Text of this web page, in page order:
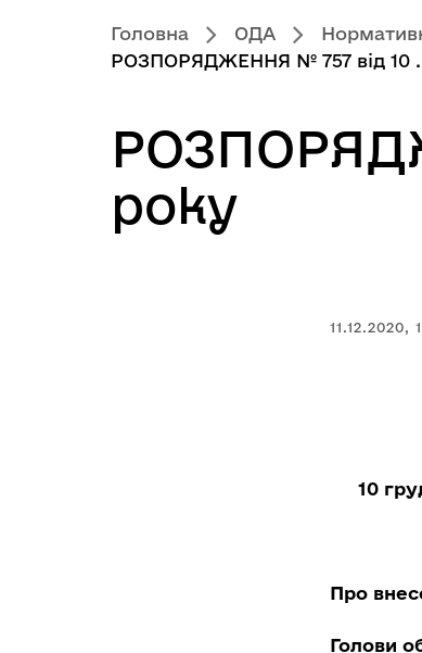
Головна ОДА
РОЗПОРЯДЖЕННЯ № 757 від 10
року
11.12.2020,
10
Про
Голови